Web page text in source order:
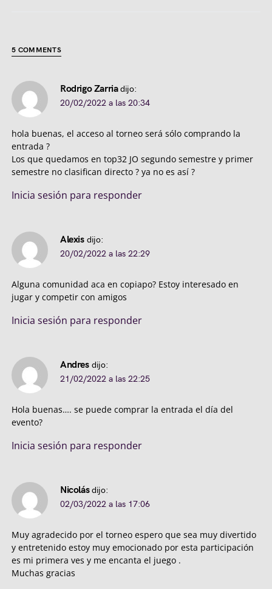
5 COMMENTS
Rodrigo Zarria dijo:
20/02/2022 a las 20:34
hola buenas, el acceso al torneo será sólo comprando la
entrada ?
Los que quedamos en top32 JO segundo semestre y primer
semestre no clasifican directo ? ya no es así ?
Inicia sesión para responder
Alexis dijo:
20/02/2022 a las 22:29
Alguna comunidad aca en copiapo? Estoy interesado en
jugar y competir con amigos
Inicia sesión para responder
Andres dijo:
21/02/2022 a las 22:25
Hola buenas…. se puede comprar la entrada el día del
evento?
Inicia sesión para responder
Nicolás dijo:
02/03/2022 a las 17:06
Muy agradecido por el torneo espero que sea muy divertido
y entretenido estoy muy emocionado por esta participación
es mi primera ves y me encanta el juego .
Muchas gracias